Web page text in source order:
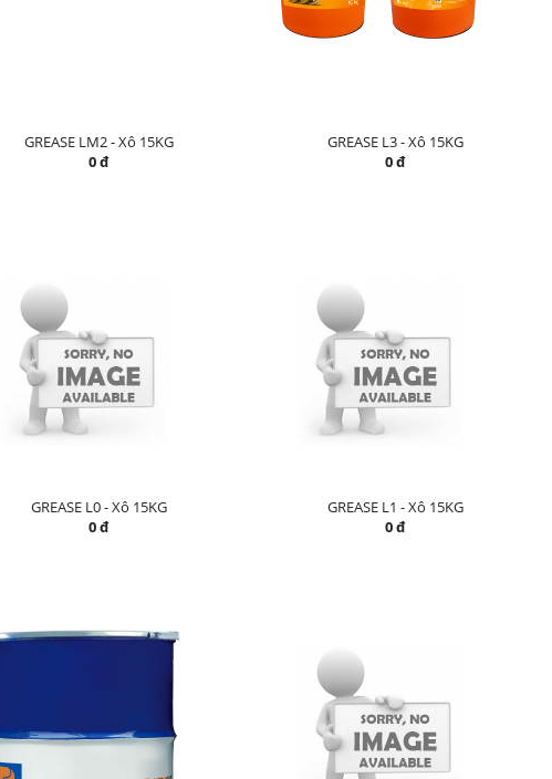
GREASE LM2 - Xô 15KG
0 đ
GREASE L3 - Xô 15KG
0 đ
GREASE L0 - Xô 15KG
0 đ
GREASE L1 - Xô 15KG
0 đ